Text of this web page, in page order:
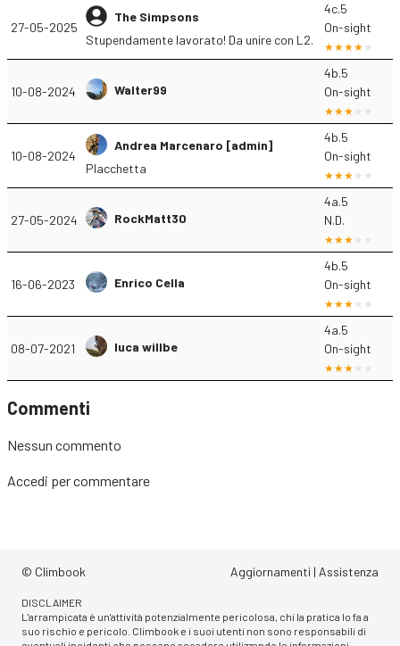
27-05-2025
The Simpsons
Stupendamente lavorato! Da unire con L2.
4c.5
On-sight
10-08-2024 Walter99
4b.5
On-sight
10-08-2024
Andrea Marcenaro [admin]
Placchetta
4b.5
On-sight
27-05-2024 RockMatt30
4a.5
N.D.
16-06-2023 Enrico Cella
4b.5
On-sight
08-07-2021 luca willbe
4a.5
On-sight
Commenti
Nessun commento
Accedi per commentare
© Climbook Aggiornamenti | Assistenza
DISCLAIMER
L'arrampicata è un'attività potenzialmente pericolosa, chi la pratica lo fa a
suo rischio e pericolo. Climbook e i suoi utenti non sono responsabili di